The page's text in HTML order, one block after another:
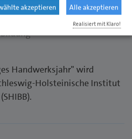
Schleswig-Holsteinisches
Handwerksjahr" wird
Holsteinische Institut
akzeptieren Alle akzeptieren
Realisiert mit Klaro!